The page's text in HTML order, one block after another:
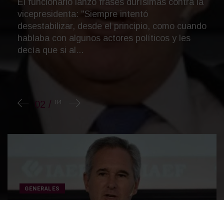
pantalla de +perfil y desmenuzó la derrota del
Gobierno en el Senado. Explicó por qué el
proyecto original era "una locura", vinculó el
freno le...
GENERALES